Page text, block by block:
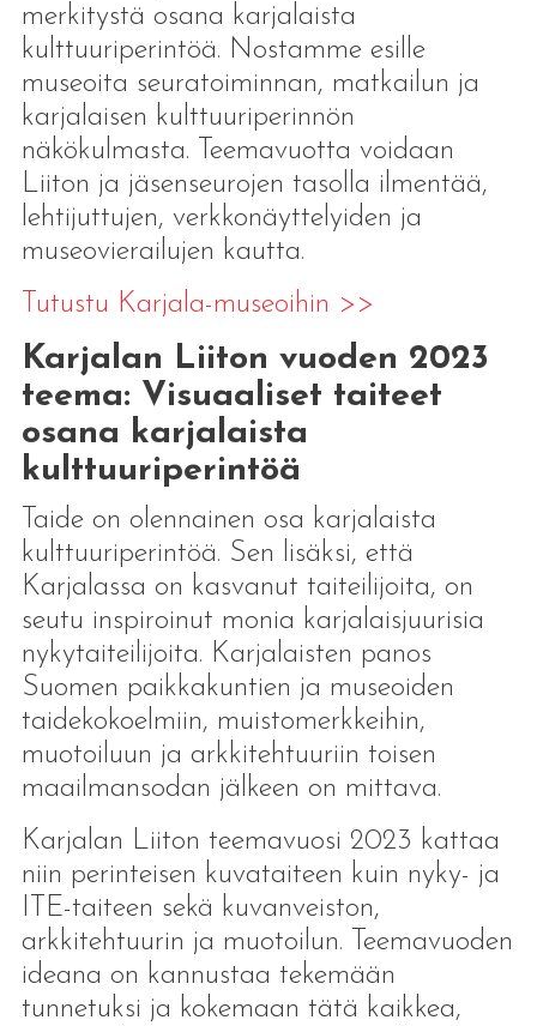
merkitystä osana karjalaista
kulttuuriperintöä. Nostamme esille
museoita seuratoiminnan, matkailun ja
karjalaisen kulttuuriperinnön
näkökulmasta. Teemavuotta voidaan
Liiton ja jäsenseurojen tasolla ilmentää,
lehtijuttujen, verkkonäyttelyiden ja
museovierailujen kautta.
Tutustu Karjala-museoihin >>
Karjalan Liiton vuoden 2023
teema: Visuaaliset taiteet
osana karjalaista
kulttuuriperintöä
Taide on olennainen osa karjalaista
kulttuuriperintöä. Sen lisäksi, että
Karjalassa on kasvanut taiteilijoita, on
seutu inspiroinut monia karjalaisjuurisia
nykytaiteilijoita. Karjalaisten panos
Suomen paikkakuntien ja museoiden
taidekokoelmiin, muistomerkkeihin,
muotoiluun ja arkkitehtuuriin toisen
maailmansodan jälkeen on mittava.
Karjalan Liiton teemavuosi 2023 kattaa
niin perinteisen kuvataiteen kuin nyky- ja
ITE-taiteen sekä kuvanveiston,
arkkitehtuurin ja muotoilun. Teemavuoden
ideana on kannustaa tekemään
tunnetuksi ja kokemaan tätä kaikkea,